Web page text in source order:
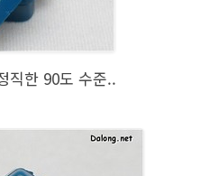
직한 90도 수준..